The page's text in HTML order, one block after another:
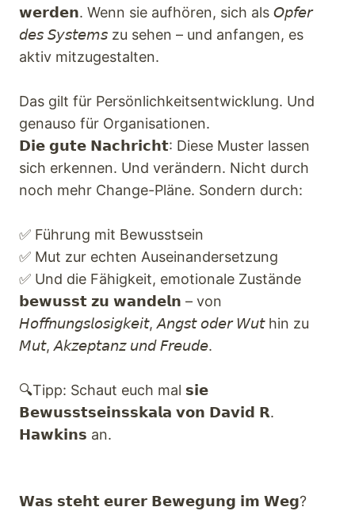
𝘄𝗲𝗿𝗱𝗲𝗻. Wenn sie aufhören, sich als 𝘖𝘱𝘧𝘦𝘳
𝘥𝘦𝘴 𝘚𝘺𝘴𝘵𝘦𝘮𝘴 zu sehen – und anfangen, es
aktiv mitzugestalten.
Das gilt für Persönlichkeitsentwicklung. Und
genauso für Organisationen.
𝗗𝗶𝗲 𝗴𝘂𝘁𝗲 𝗡𝗮𝗰𝗵𝗿𝗶𝗰𝗵𝘁: Diese Muster lassen
sich erkennen. Und verändern. Nicht durch
noch mehr Change-Pläne. Sondern durch:
✅ Führung mit Bewusstsein
✅ Mut zur echten Auseinandersetzung
✅ Und die Fähigkeit, emotionale Zustände
𝗯𝗲𝘄𝘂𝘀𝘀𝘁 𝘇𝘂 𝘄𝗮𝗻𝗱𝗲𝗹𝗻 – von
𝘏𝘰𝘧𝘧𝘯𝘶𝘯𝘨𝘴𝘭𝘰𝘴𝘪𝘨𝘬𝘦𝘪𝘵, 𝘈𝘯𝘨𝘴𝘵 𝘰𝘥𝘦𝘳 𝘞𝘶𝘵 hin zu
𝘔𝘶𝘵, 𝘈𝘬𝘻𝘦𝘱𝘵𝘢𝘯𝘻 𝘶𝘯𝘥 𝘍𝘳𝘦𝘶𝘥𝘦.
🔍Tipp: Schaut euch mal 𝘀𝗶𝗲
𝗕𝗲𝘄𝘂𝘀𝘀𝘁𝘀𝗲𝗶𝗻𝘀𝘀𝗸𝗮𝗹𝗮 𝘃𝗼𝗻 𝗗𝗮𝘃𝗶𝗱 𝗥.
𝗛𝗮𝘄𝗸𝗶𝗻𝘀 an.
𝗪𝗮𝘀 𝘀𝘁𝗲𝗵𝘁 𝗲𝘂𝗿𝗲𝗿 𝗕𝗲𝘄𝗲𝗴𝘂𝗻𝗴 𝗶𝗺 𝗪𝗲𝗴?